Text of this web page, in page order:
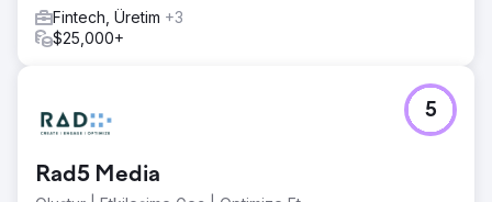
Fintech, Üretim +3
$25,000+
Rad5 Media
5